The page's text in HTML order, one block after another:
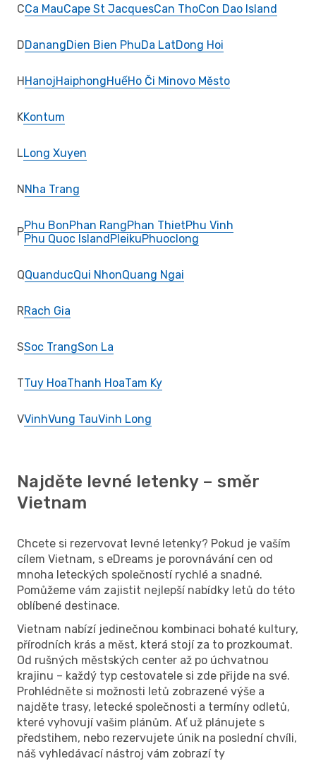
CCa MauCape St JacquesCan ThoCon Dao Island
DDanangDien Bien PhuDa LatDong Hoi
HHanojHaiphongHuếHo Či Minovo Město
KKontum
LLong Xuyen
NNha Trang
PPhu BonPhan RangPhan ThietPhu Vinh
Phu Quoc IslandPleikuPhuoclong
QQuanducQui NhonQuang Ngai
RRach Gia
SSoc TrangSon La
TTuy HoaThanh HoaTam Ky
VVinhVung TauVinh Long
Najděte levné letenky – směr
Vietnam
Chcete si rezervovat levné letenky? Pokud je vaším
cílem Vietnam, s eDreams je porovnávání cen od
mnoha leteckých společností rychlé a snadné.
Pomůžeme vám zajistit nejlepší nabídky letů do této
oblíbené destinace.
Vietnam nabízí jedinečnou kombinaci bohaté kultury,
přírodních krás a měst, která stojí za to prozkoumat.
Od rušných městských center až po úchvatnou
krajinu – každý typ cestovatele si zde přijde na své.
Prohlédněte si možnosti letů zobrazené výše a
najděte trasy, letecké společnosti a termíny odletů,
které vyhovují vašim plánům. Ať už plánujete s
předstihem, nebo rezervujete únik na poslední chvíli,
náš vyhledávací nástroj vám zobrazí ty